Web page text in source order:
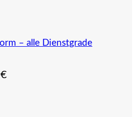
– alle Dienstgrade
€